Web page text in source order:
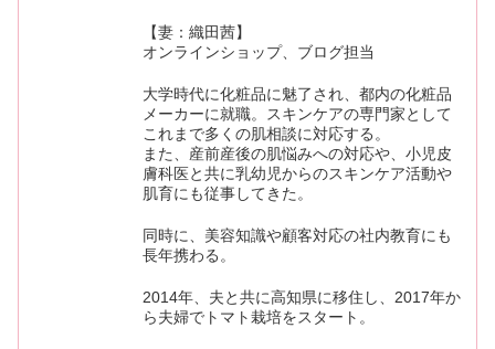
【妻：織田茜】
オンラインショップ、ブログ担当
大学時代に化粧品に魅了され、都内の化粧品
メーカーに就職。スキンケアの専門家として
これまで多くの肌相談に対応する。
また、産前産後の肌悩みへの対応や、小児皮
膚科医と共に乳幼児からのスキンケア活動や
肌育にも従事してきた。
同時に、美容知識や顧客対応の社内教育にも
長年携わる。
2014年、夫と共に高知県に移住し、2017年か
ら夫婦でトマト栽培をスタート。